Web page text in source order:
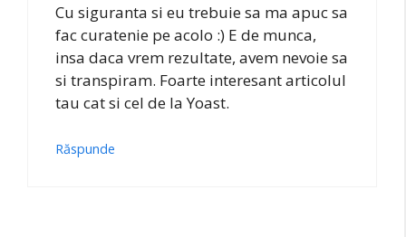
Cu siguranta si eu trebuie sa ma apuc sa
fac curatenie pe acolo :) E de munca,
insa daca vrem rezultate, avem nevoie sa
si transpiram. Foarte interesant articolul
tau cat si cel de la Yoast.
Răspunde